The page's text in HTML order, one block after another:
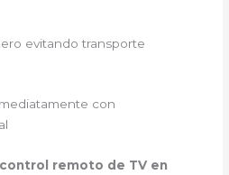
evitando transporte
con
remoto de TV en